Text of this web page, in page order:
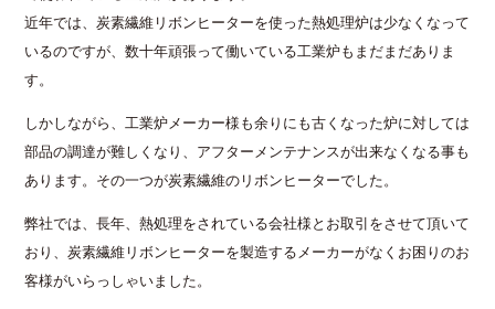
近年では、炭素繊維リボンヒーターを使った熱処理炉は少なくなって
いるのですが、数十年頑張って働いている工業炉もまだまだありま
す。
しかしながら、工業炉メーカー様も余りにも古くなった炉に対しては
部品の調達が難しくなり、アフターメンテナンスが出来なくなる事も
あります。その一つが炭素繊維のリボンヒーターでした。
弊社では、長年、熱処理をされている会社様とお取引をさせて頂いて
おり、炭素繊維リボンヒーターを製造するメーカーがなくお困りのお
客様がいらっしゃいました。